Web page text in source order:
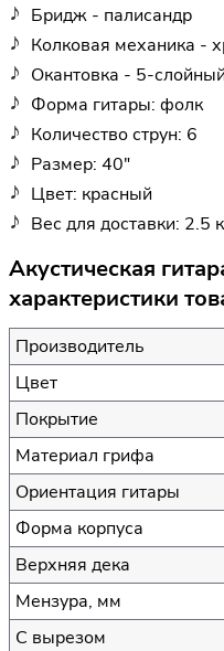
Бридж - палисандр
Колковая механика -
Окантовка - 5-
Форма гитары: фолк
Количество струн: 6
Размер: 40"
Цвет: красный
Вес для доставки: 2.5
Акустическая
характеристики
Производитель
Цвет
Покрытие
Материал грифа
Ориентация гитары
Форма корпуса
Верхняя дека
Мензура, мм
С вырезом